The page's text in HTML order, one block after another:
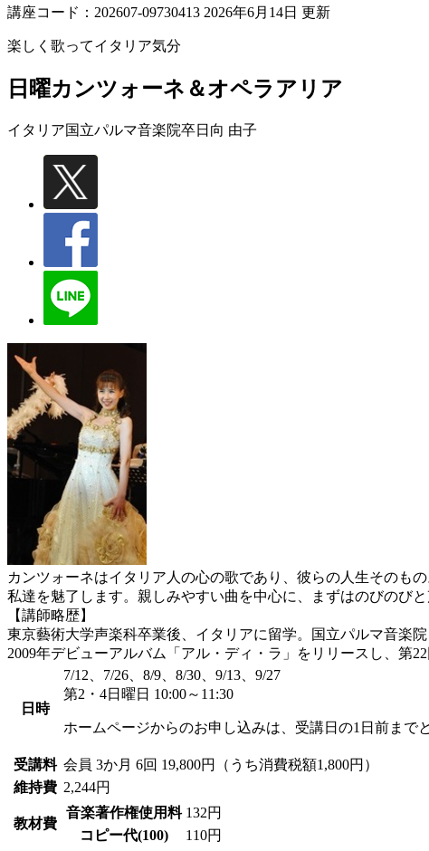
講座コード：202607-09730413 2026年6月14日 更新
楽しく歌ってイタリア気分
日曜カンツォーネ＆オペラアリア
イタリア国立パルマ音楽院卒日向 由子
カンツォーネはイタリア人の心の歌であり、彼らの人生そのも
私達を魅了します。親しみやすい曲を中心に、まずはのびのび
【講師略歴】
東京藝術大学声楽科卒業後、イタリアに留学。国立パルマ音楽
2009年デビューアルバム「アル・ディ・ラ」をリリースし、第
日時
7/12、7/26、8/9、8/30、9/13、9/27
第2・4日曜日 10:00～11:30
ホームページからのお申し込みは、受講日の1日前まで
受講料 会員 3か月 6回 19,800円（うち消費税額1,800円）
維持費 2,244円
教材費
音楽著作権使用料 132円
コピー代(100)
110円